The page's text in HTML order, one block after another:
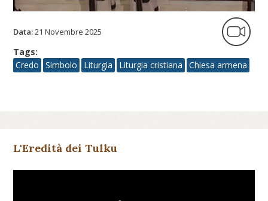
Data:21 Novembre 2025
Tags:
Credo
Simbolo Liturgia Liturgia cristiana Chiesa armena
L'Eredità dei Tulku